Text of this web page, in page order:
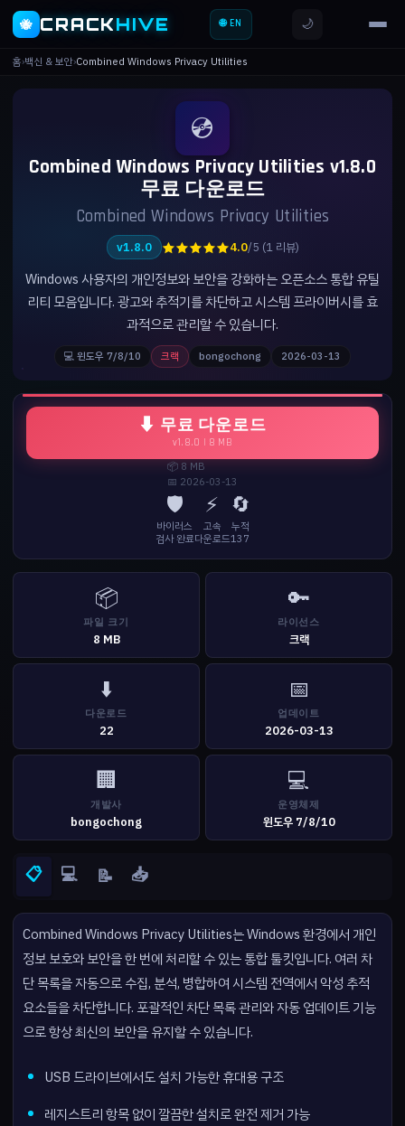
🐝 CRACKHIVE 🌐 EN 🌙
홈›백신 & 보안›Combined Windows Privacy Utilities
💿
Combined Windows Privacy Utilities v1.8.0
무료 다운로드
Combined Windows Privacy Utilities
v1.8.0 ★★★★★4.0/5 (1 리뷰)
Windows 사용자의 개인정보와 보안을 강화하는 오픈소스 통합 유틸
리티 모음입니다. 광고와 추적기를 차단하고 시스템 프라이버시를 효
과적으로 관리할 수 있습니다.
💻 윈도우 7/8/10 크랙 bongochong 2026-03-13
⬇ 무료 다운로드
v1.8.0 | 8 MB
📦 8 MB
📅 2026-03-13
🛡️
바이러스
검사 완료
⚡
고속
다운로드
🔄
누적
137
📦
파일 크기
8 MB
🔑
라이선스
크랙
⬇️
다운로드
22
📅
업데이트
2026-03-13
🏢
개발사
bongochong
💻
운영체제
윈도우 7/8/10
📋 💻 📝 📥
Combined Windows Privacy Utilities는 Windows 환경에서 개인
정보 보호와 보안을 한 번에 처리할 수 있는 통합 툴킷입니다. 여러 차
단 목록을 자동으로 수집, 분석, 병합하여 시스템 전역에서 악성 추적
요소들을 차단합니다. 포괄적인 차단 목록 관리와 자동 업데이트 기능
으로 항상 최신의 보안을 유지할 수 있습니다.
USB 드라이브에서도 설치 가능한 휴대용 구조
레지스트리 항목 없이 깔끔한 설치로 완전 제거 가능